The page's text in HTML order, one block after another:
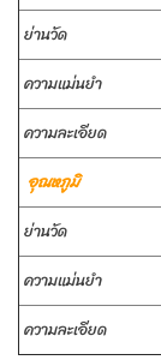
ย่านวัด
ความแม่นยำ
ความละเอียด
อุณหภูมิ
ย่านวัด
ความแม่นยำ
ความละเอียด